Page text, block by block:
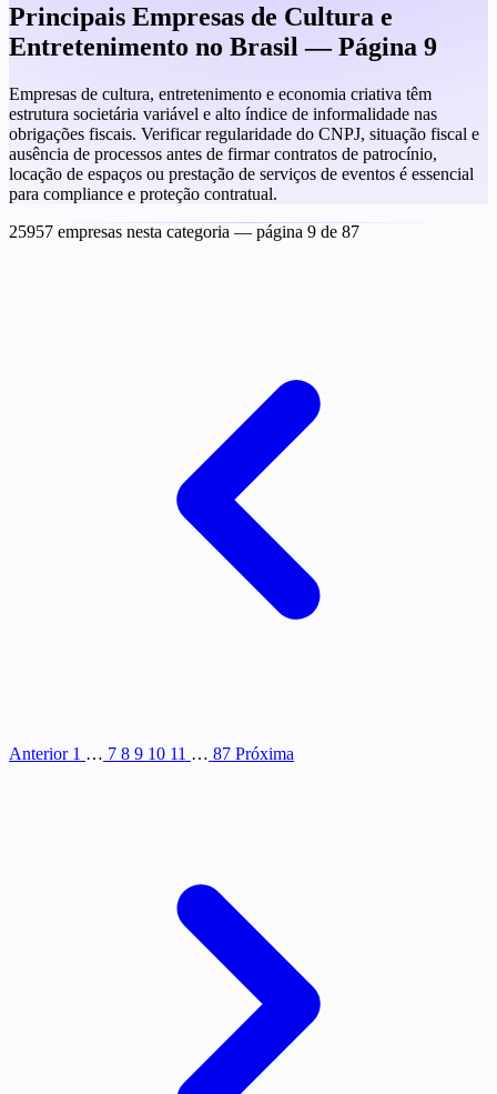
Principais Empresas de Cultura e
Entretenimento no Brasil — Página 9
Empresas de cultura, entretenimento e economia criativa têm
estrutura societária variável e alto índice de informalidade nas
obrigações fiscais. Verificar regularidade do CNPJ, situação fiscal e
ausência de processos antes de firmar contratos de patrocínio,
locação de espaços ou prestação de serviços de eventos é essencial
para compliance e proteção contratual.
25957 empresas nesta categoria — página 9 de 87
Anterior 1 … 7 8 9 10 11 … 87 Próxima